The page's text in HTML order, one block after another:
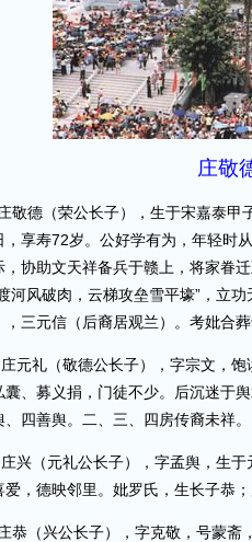
庄敬
敬德（荣公长子），生于宋嘉泰甲
，享寿72岁。公好学有为，年轻时
，协助文天祥备兵于赣上，将家眷
河风破肉，云梯攻垒雪平壕”，立
三元信（后裔居观兰）。考妣合葬
元礼（敬德公长子），字宗文，饱
囊、募义捐，门徒不少。后沉迷于
四善舆。二、三、四房传裔未祥。
（元礼公长子），字孟舆，生于
爱，德映邻里。妣罗氏，生长子恭；
（兴公长子），字克敬，号蒙斋